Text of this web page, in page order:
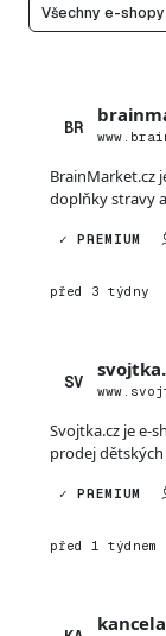
Všechny e-
BR
BrainMarket.cz
doplňky stravy
✓ PREMIUM
před 3 týdny
SV
Svojtka.cz je e-
prodej
✓ PREMIUM
před 1 týdnem